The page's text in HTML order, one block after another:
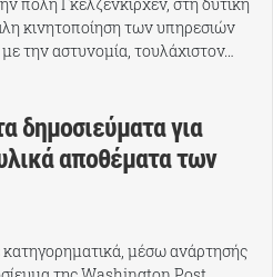
κινητοποίηση των υπηρεσιών
την αστυνομία, τουλάχιστον…
δημοσιεύματα για
αποθέματα των
μέσω ανάρτησής